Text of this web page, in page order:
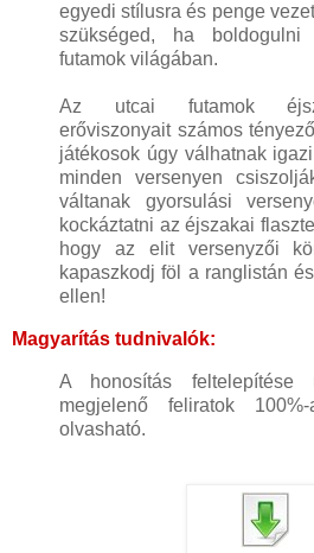
egyedi stílusra és penge
szükséged, ha
futamok világában.
Az utcai futamok
erőviszonyait számos
játékosok úgy válhatnak
minden versenyen
váltanak gyorsulási
kockáztatni az éjszakai
hogy az elit versenyzői
kapaszkodj föl a ranglistán
ellen!
Magyarítás tudnivalók:
A honosítás
megjelenő feliratok
olvasható.